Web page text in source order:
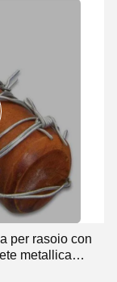
per rasoio con
metallica